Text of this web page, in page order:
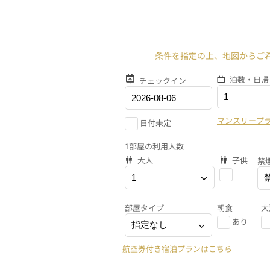
条件を指定の上、地図からご
チェックイン
日付未定
泊数・日
マンスリープ
1部屋の利用人数
大人
子供 禁
部屋タイプ
朝食
あり
航空券付き宿泊プランはこちら